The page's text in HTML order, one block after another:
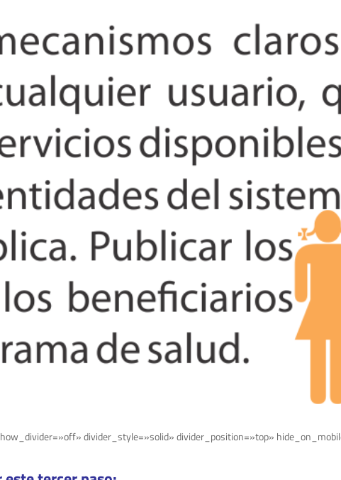
divider_style=»solid» divider_position=»top»